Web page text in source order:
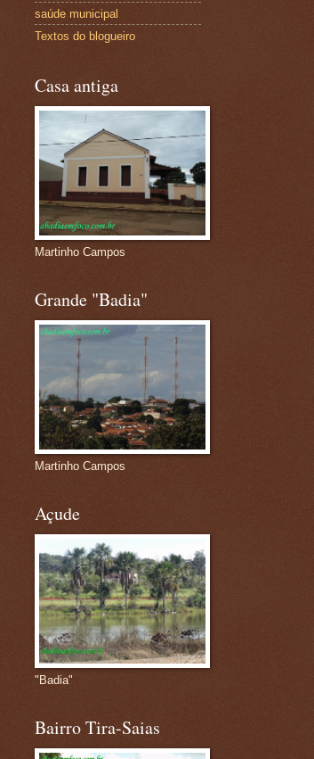
saúde municipal
Textos do blogueiro
Casa antiga
Martinho Campos
Grande "Badia"
Martinho Campos
Açude
"Badia"
Bairro Tira-Saias